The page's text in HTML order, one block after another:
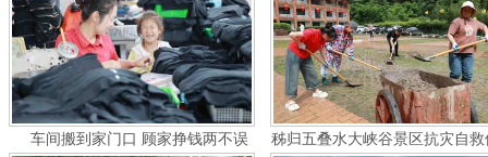
车间搬到家门口 顾家挣钱两不误 秭归五叠水大峡谷景区抗灾自